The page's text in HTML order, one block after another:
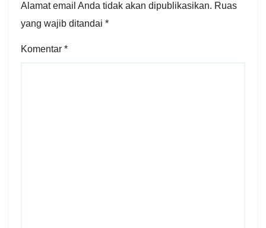
Alamat email Anda tidak akan dipublikasikan. Ruas
yang wajib ditandai *
Komentar *